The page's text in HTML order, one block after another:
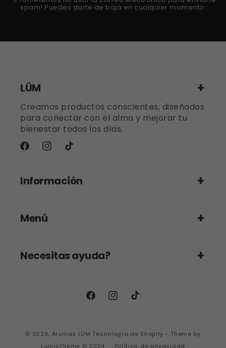
spam! Puedes darte de baja en cualquier momento.
LÜM
Creamos productos conscientes, diseñados
para conectar con el alma y mejorar tu
bienestar todos los días.
FacebookInstagramTikTok
Información
Menú
Necesitas ayuda?
FacebookInstagramTikTok
© 2026, Aromas LÜM Tecnología de Shopify - Theme by
LuminTheme © 2024 Política de privacidad